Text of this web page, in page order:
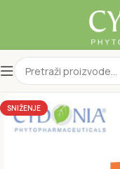
SNIŽENJE